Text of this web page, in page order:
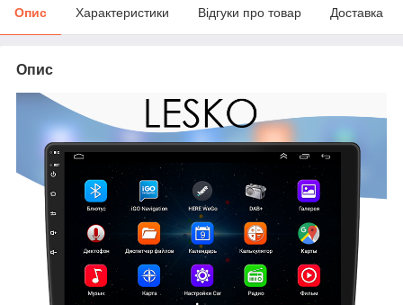
Опис Характеристики Відгуки про товар Доставка
Опис